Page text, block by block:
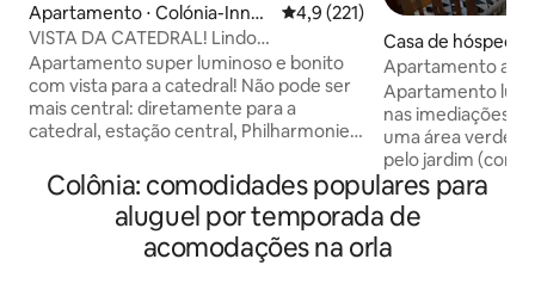
Apartamento ⋅ Colónia-Innen
stadt
4,9 de uma avaliação média de
4,9 (221)
VISTA DA CATEDRAL! Lindo
apartamento super central
Apartamento super luminoso e bonito
com vista para a catedral! Não pode ser
mais central: diretamente para a
catedral, estação central, Philharmonie,
apartamento exclusivo está localizado
no coração da cidade. A partir daí, pode
chegar facilmente a todos os cantos da
cidade e arredores a pé/de transportes
Casa de
rchen
Apartamento
do Reno
Apartamento
nas imediações
uma área verde e
pelo jardim
Somos uma
uma cachorra
gostamos de dar
férias. Somos
Colônia: comodidades populares para
aluguel por temporada de
acomodações na orla